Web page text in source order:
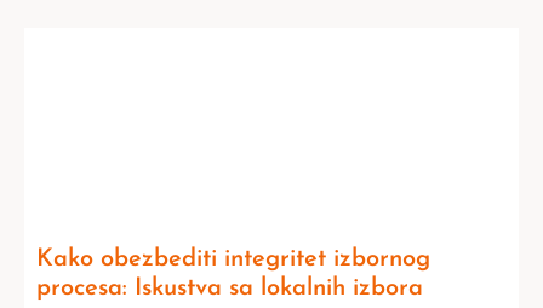
Kako obezbediti integritet izbornog
procesa: Iskustva sa lokalnih izbora